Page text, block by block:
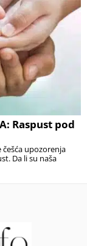
Raspust pod
upozorenja
Da li su naša